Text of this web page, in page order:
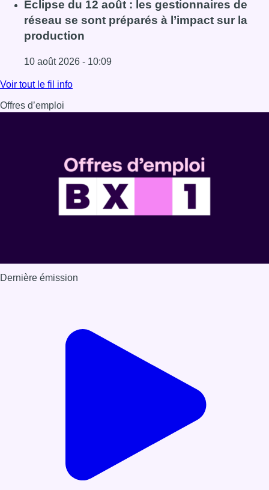
Eclipse du 12 août : les gestionnaires de
réseau se sont préparés à l’impact sur la
production
10 août 2026 - 10:09
Lire l'article Eclipse du 12 août : les gestionnaires de
Voir tout le fil info
Offres d’emploi
Dernière émission